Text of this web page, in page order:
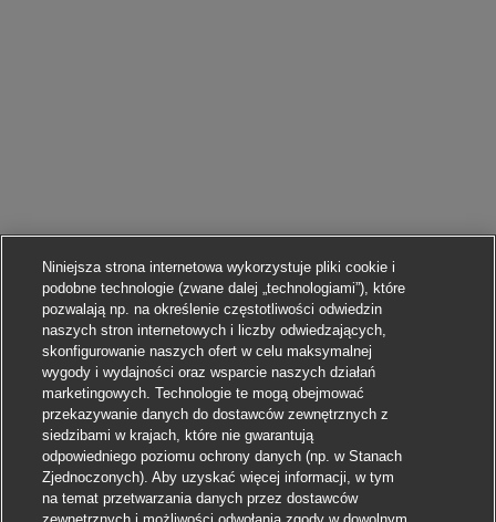
Niniejsza strona internetowa wykorzystuje pliki cookie i
podobne technologie (zwane dalej „technologiami”), które
pozwalają np. na określenie częstotliwości odwiedzin
naszych stron internetowych i liczby odwiedzających,
skonfigurowanie naszych ofert w celu maksymalnej
wygody i wydajności oraz wsparcie naszych działań
marketingowych. Technologie te mogą obejmować
przekazywanie danych do dostawców zewnętrznych z
siedzibami w krajach, które nie gwarantują
odpowiedniego poziomu ochrony danych (np. w Stanach
Zjednoczonych). Aby uzyskać więcej informacji, w tym
na temat przetwarzania danych przez dostawców